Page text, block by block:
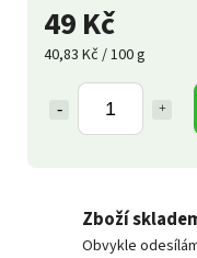
49 Kč
40,83 Kč / 100 g
Zboží
Obvykle